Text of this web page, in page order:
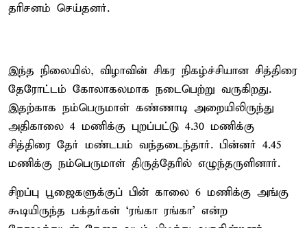
தரிசனம் செய்தனர்.
இந்த நிலையில், விழாவின் சிகர நிகழ்ச்சியான சித்திரை
தேரோட்டம் கோலாகலமாக நடைபெற்று வருகிறது.
இதற்காக நம்பெருமாள் கண்ணாடி அறையிலிருந்து
அதிகாலை 4 மணிக்கு புறப்பட்டு 4.30 மணிக்கு
சித்திரை தேர் மண்டபம் வந்தடைந்தார். பின்னர் 4.45
மணிக்கு நம்பெருமாள் திருத்தேரில் எழுந்தருளினார்.
சிறப்பு பூஜைகளுக்குப் பின் காலை 6 மணிக்கு அங்கு
கூடியிருந்த பக்தர்கள் ‘ரங்கா ரங்கா’ என்ற